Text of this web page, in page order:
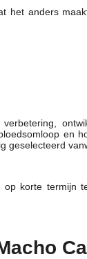
het anders
en
korte